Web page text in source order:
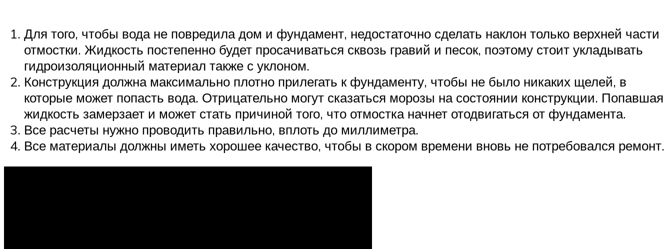
Для того, чтобы вода не повредила дом и фундамент, недостаточно сделать наклон только верхней части
отмостки. Жидкость постепенно будет просачиваться сквозь гравий и песок, поэтому стоит укладывать
гидроизоляционный материал также с уклоном.
Конструкция должна максимально плотно прилегать к фундаменту, чтобы не было никаких щелей, в
которые может попасть вода. Отрицательно могут сказаться морозы на состоянии конструкции. Попавшая
жидкость замерзает и может стать причиной того, что отмостка начнет отодвигаться от фундамента.
Все расчеты нужно проводить правильно, вплоть до миллиметра.
Все материалы должны иметь хорошее качество, чтобы в скором времени вновь не потребовался ремонт.